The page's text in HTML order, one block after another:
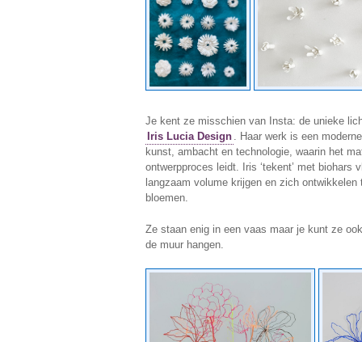
Je kent ze misschien van Insta: de unieke
Iris Lucia Design . Haar werk is een
kunst, ambacht en technologie, waarin het
ontwerpproces leidt. Iris ‘tekent’ met biohars
langzaam volume krijgen en zich
bloemen.
Ze staan enig in een vaas maar je kunt ze
de muur hangen.